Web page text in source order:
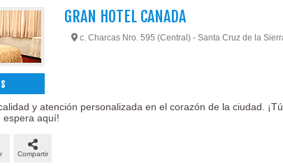
GRAN HOTEL CANADA
c. Charcas Nro. 595 (Central) - Santa Cruz de la
y atención personalizada en el corazón de la ciudad.
espera aquí!
Compartir